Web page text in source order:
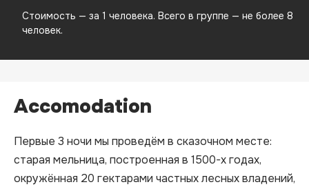
Стоимость — за 1 человека. Всего в группе — не более 8
человек.
Accomodation
Первые 3 ночи мы проведём в сказочном месте:
старая мельница, построенная в 1500-х годах,
окружённая 20 гектарами частных лесных владений,